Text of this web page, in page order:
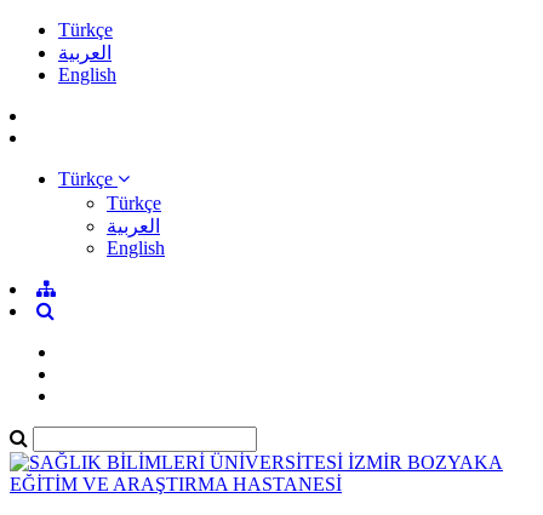
Türkçe
العربية
English
Türkçe
Türkçe
العربية
English